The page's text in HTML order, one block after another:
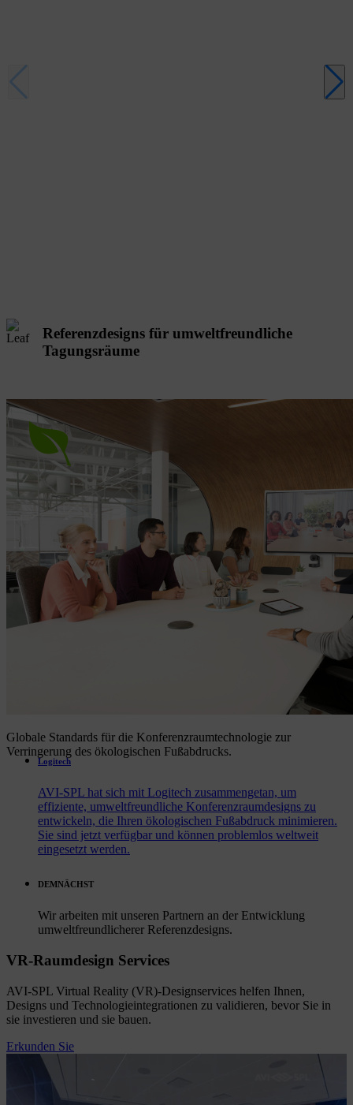
Referenzdesigns für umweltfreundliche
Tagungsräume
Globale Standards für die Konferenzraumtechnologie zur
Verringerung des ökologischen Fußabdrucks.
Logitech
AVI-SPL hat sich mit Logitech zusammengetan, um
effiziente, umweltfreundliche Konferenzraumdesigns zu
entwickeln, die Ihren ökologischen Fußabdruck minimieren.
Sie sind jetzt verfügbar und können problemlos weltweit
eingesetzt werden.
DEMNÄCHST
Wir arbeiten mit unseren Partnern an der Entwicklung
umweltfreundlicherer Referenzdesigns.
VR-Raumdesign Services
AVI-SPL Virtual Reality (VR)-Designservices helfen Ihnen,
Designs und Technologieintegrationen zu validieren, bevor Sie in
sie investieren und sie bauen.
Erkunden Sie